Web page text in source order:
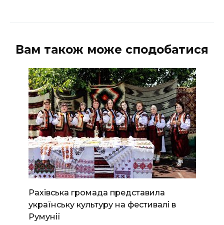
Вам також може сподобатися
Рахівська громада представила
українську культуру на фестивалі в
Румунії